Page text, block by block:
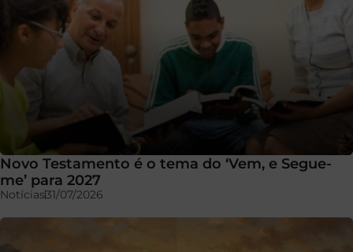
Novo Testamento é o tema do ‘Vem, e Segue-
me’ para 2027
Notícias31/07/2026